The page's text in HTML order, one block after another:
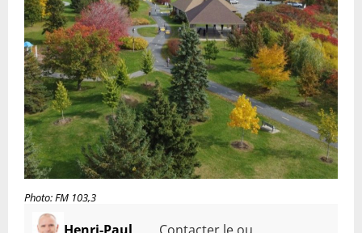
Photo: FM 103,3